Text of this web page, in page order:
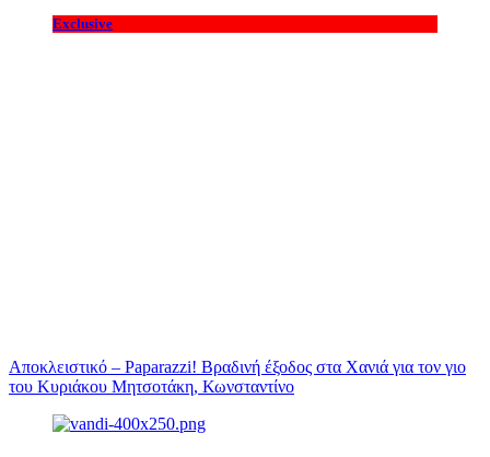
Exclusive
Αποκλειστικό – Paparazzi! Βραδινή έξοδος στα Χανιά για τον γιο
του Κυριάκου Μητσοτάκη, Κωνσταντίνο